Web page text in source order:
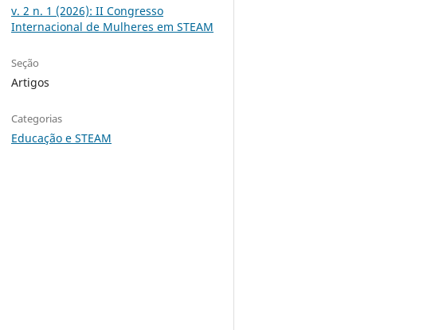
v. 2 n. 1 (2026): II Congresso
Internacional de Mulheres em STEAM
Seção
Artigos
Categorias
Educação e STEAM